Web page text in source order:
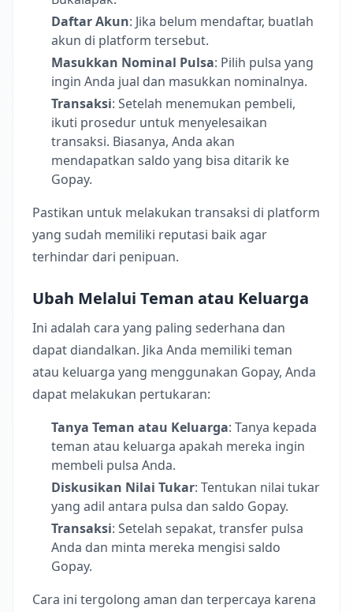
Daftar Akun: Jika belum mendaftar, buatlah
akun di platform tersebut.
Masukkan Nominal Pulsa: Pilih pulsa yang
ingin Anda jual dan masukkan nominalnya.
Transaksi: Setelah menemukan pembeli,
ikuti prosedur untuk menyelesaikan
transaksi. Biasanya, Anda akan
mendapatkan saldo yang bisa ditarik ke
Gopay.
Pastikan untuk melakukan transaksi di platform
yang sudah memiliki reputasi baik agar
terhindar dari penipuan.
Ubah Melalui Teman atau Keluarga
Ini adalah cara yang paling sederhana dan
dapat diandalkan. Jika Anda memiliki teman
atau keluarga yang menggunakan Gopay, Anda
dapat melakukan pertukaran:
Tanya Teman atau Keluarga: Tanya kepada
teman atau keluarga apakah mereka ingin
membeli pulsa Anda.
Diskusikan Nilai Tukar: Tentukan nilai tukar
yang adil antara pulsa dan saldo Gopay.
Transaksi: Setelah sepakat, transfer pulsa
Anda dan minta mereka mengisi saldo
Gopay.
Cara ini tergolong aman dan terpercaya karena